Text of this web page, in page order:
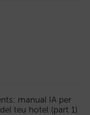
manual IA per
teu hotel (part 1)